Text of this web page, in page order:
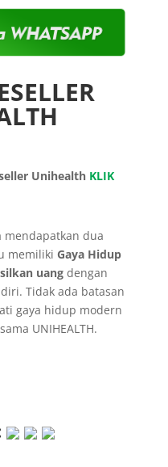
Unihealth KLIK
mendapatkan dua
memiliki Gaya Hidup
uang dengan
Tidak ada batasan
gaya hidup modern
UNIHEALTH.